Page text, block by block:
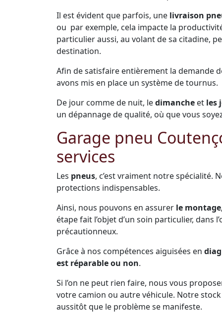
Il est évident que parfois, une livraison
ou par exemple, cela impacte la
particulier aussi, au volant de sa citadine,
destination.
Afin de satisfaire entièrement la demande
avons mis en place un système de tournus.
De jour comme de nuit, ledimanche et les
un dépannage de qualité, où que vous
Garage pneu
services
Les pneus, c’est vraiment notre spécialité.
protections indispensables.
Ainsi, nous pouvons en assurer le
étape fait l’objet d’un soin particulier, dans
précautionneux.
Grâce à nos compétences aiguisées en
est réparable ou non.
Si l’on ne peut rien faire, nous vous
votre camion ou autre véhicule. Notre
aussitôt que le problème se manifeste.